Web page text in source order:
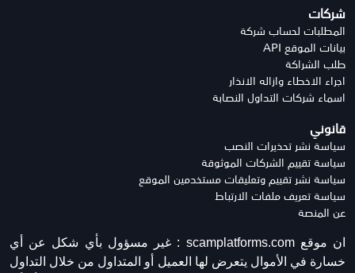
شركات
المطلبات لحساب شركة
بيانات الموقع API
طلب الشراكة
اجراء الاخطاء وازاله الانذار
اسماء شركات التداول النصابة
قانوني
سياسة نشر تحذيرات النصب
سياسة تقييم الشركات الموثوقة
سياسة نشر تقييم وتعليقات مستخدمين الموقع
سياسة تعريف ملفات الارتباط
عن المنصة
ان موقع scamplatforms.com :
غير مسؤول بأي شكل عن أي
خسارة في الأموال يتعرض لها العميل أو المتداول من خلال التداول